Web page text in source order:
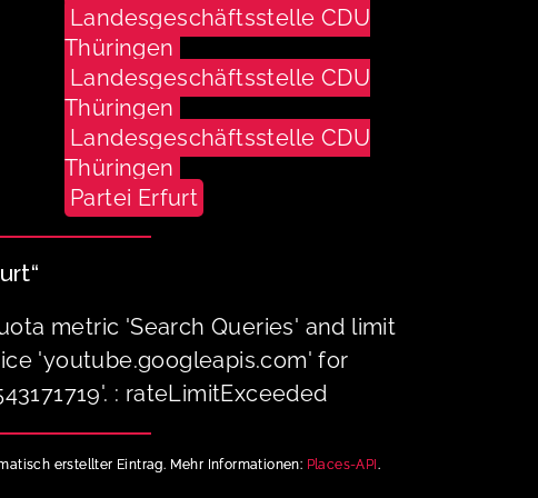
Landesgeschäftsstelle CDU
Thüringen
Landesgeschäftsstelle CDU
Thüringen
Landesgeschäftsstelle CDU
Thüringen
Partei Erfurt
metric 'Search Queries' and limit
'youtube.googleapis.com' for
: rateLimitExceeded
erstellter Eintrag. Mehr Informationen: Places-API .